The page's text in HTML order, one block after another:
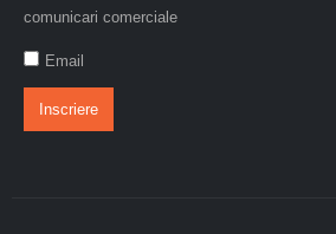
comunicari comerciale
Email